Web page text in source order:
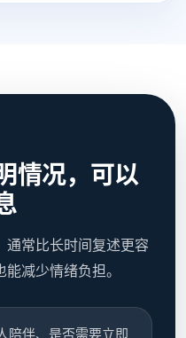
情况，可以
通常比长时间复述更容
减少情绪负担。
陪伴、是否需要立即